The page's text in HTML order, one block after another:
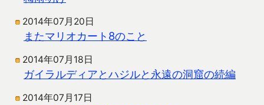
2014年07月20日
またマリオカート8のこと
2014年07月18日
ガイラルディアとハジルと永遠の洞窟の続編
2014年07月17日